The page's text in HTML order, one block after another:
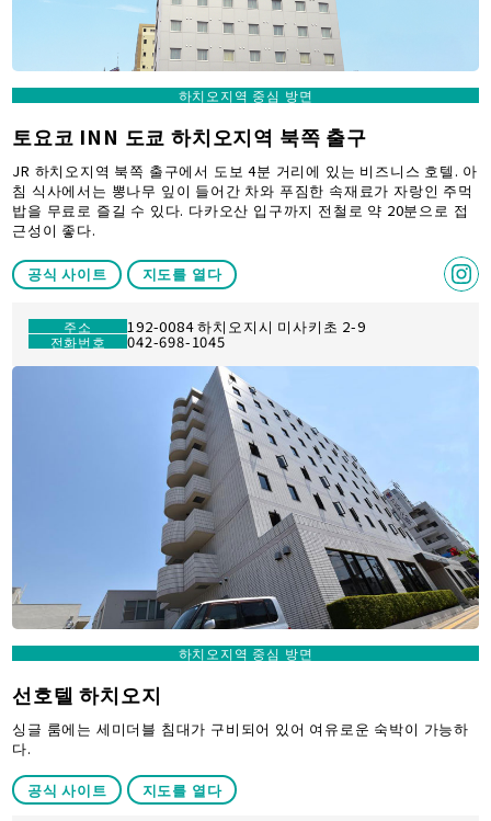
하치오지역 중심 방면
토요코 INN 도쿄 하치오지역 북쪽 출구
JR 하치오지역 북쪽 출구에서 도보 4분 거리에 있는 비즈니스 호텔. 아
침 식사에서는 뽕나무 잎이 들어간 차와 푸짐한 속재료가 자랑인 주먹
밥을 무료로 즐길 수 있다. 다카오산 입구까지 전철로 약 20분으로 접
근성이 좋다.
공식 사이트 지도를 열다
주소 192-0084 하치오지시 미사키초 2-9
전화번호 042-698-1045
하치오지역 중심 방면
선호텔 하치오지
싱글 룸에는 세미더블 침대가 구비되어 있어 여유로운 숙박이 가능하
다.
공식 사이트
지도를 열다